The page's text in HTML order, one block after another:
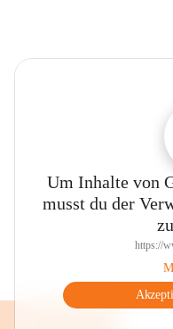
Um Inhalte von
musst du der
https://